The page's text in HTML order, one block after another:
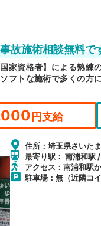
故施術相談無料で
家資格者】による熟練
フトな施術で多くの方
円支給
住所：埼玉県さいた
最寄り駅： 南浦和駅
アクセス：南浦和駅
駐車場：無（近隣コ